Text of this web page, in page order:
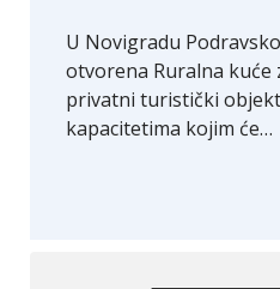
U Novigradu
otvorena Ruralna kuće
privatni turistički
kapacitetima kojim će…